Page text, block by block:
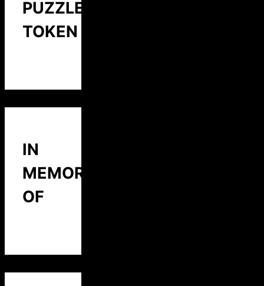
PUZZLE
TOKEN
IN
MEMORY
OF